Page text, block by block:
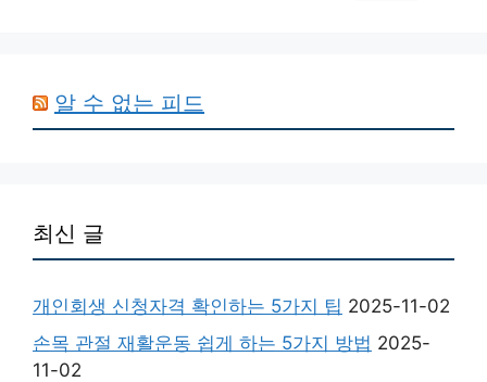
알 수 없는 피드
최신 글
개인회생 신청자격 확인하는 5가지 팁 2025-11-02
손목 관절 재활운동 쉽게 하는 5가지 방법 2025-
11-02